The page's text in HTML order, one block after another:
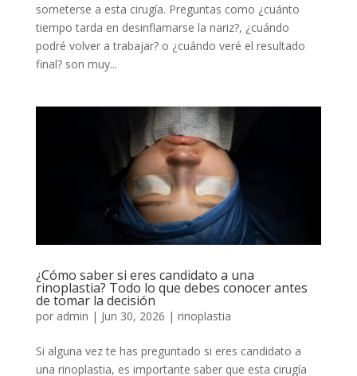
someterse a esta cirugía. Preguntas como ¿cuánto
tiempo tarda en desinflamarse la nariz?, ¿cuándo
podré volver a trabajar? o ¿cuándo veré el resultado
final? son muy...
¿Cómo saber si eres candidato a una
rinoplastia? Todo lo que debes conocer antes
de tomar la decisión
por admin | Jun 30, 2026 | rinoplastia
Si alguna vez te has preguntado si eres candidato a
una rinoplastia, es importante saber que esta cirugía